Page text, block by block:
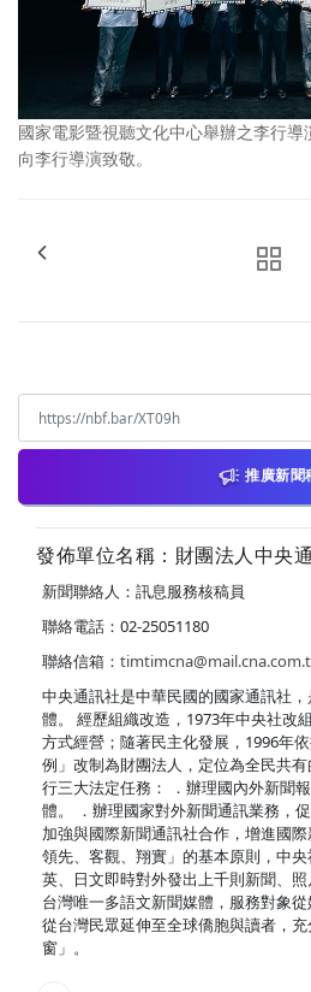
國家電影暨視聽文化中心舉辦之李行
向李行導演致敬。
推廣新聞
發佈單位名稱：財團法人中央
新聞聯絡人：訊息服務核稿員
聯絡電話：02-25051180
聯絡信箱：
中央通訊社是中華民國的國家通訊社
體。 經歷組織改造，1973年中央社改
方式經營；隨著民主化發展，1996年
例」改制為財團法人，定位為全民共
行三大法定任務： ．辦理國內外新聞
體。 ．辦理國家對外新聞通訊業務，
加強與國際新聞通訊社合作，增進國際
領先、客觀、翔實」的基本原則，中央
英、日文即時對外發出上千則新聞、
台灣唯一多語文新聞媒體，服務對象
從台灣民眾延伸至全球僑胞與讀者，
窗」。